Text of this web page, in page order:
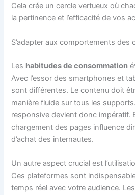
Cela crée un cercle vertueux où
la pertinence et l’efficacité de vos
S’adapter aux comportements des
Les habitudes de consommation
Avec l’essor des smartphones et
sont différentes. Le contenu doit
manière fluide sur tous les
responsive devient donc impératif.
chargement des pages influence
d’achat des internautes.
Un autre aspect crucial est
Ces plateformes sont
temps réel avec votre audience.